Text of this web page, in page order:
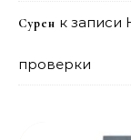
Сурен к записи
проверки